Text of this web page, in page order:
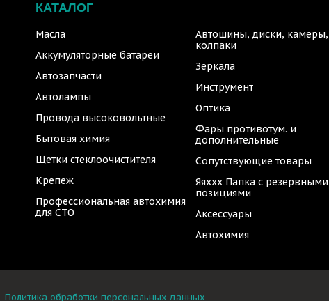
КАТАЛОГ
Масла
Аккумуляторные батареи
Автозапчасти
Автолампы
Провода высоковольтные
Бытовая химия
Щетки стеклоочистителя
Крепеж
Профессиональная автохимия
для СТО
Автошины, диски, камеры,
колпаки
Зеркала
Инструмент
Оптика
Фары противотум. и
дополнительные
Сопутствующие товары
Яяххх Папка с резервными
позициями
Аксессуары
Автохимия
Политика обработки персональных данных